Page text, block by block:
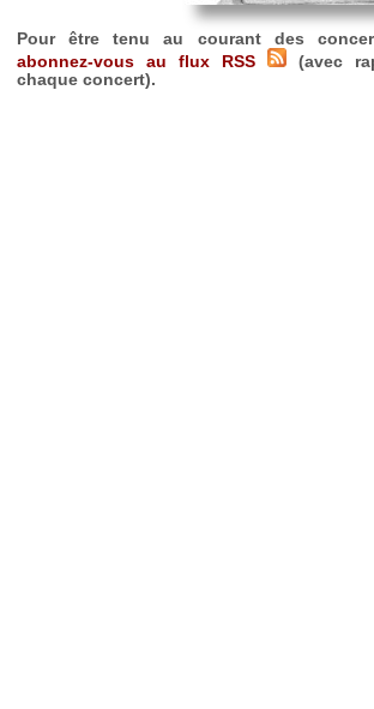
Pour être tenu au courant des
abonnez-vous au flux RSS
(avec
chaque concert).